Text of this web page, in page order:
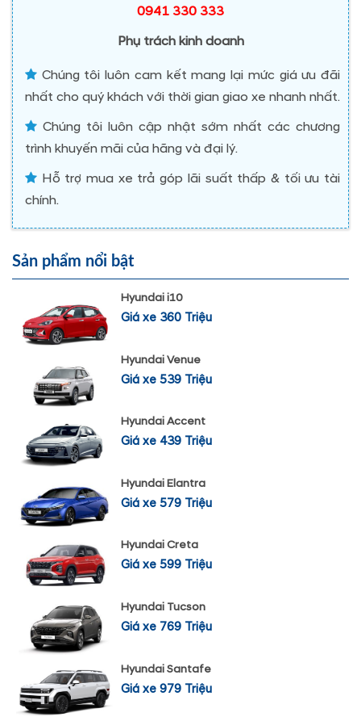
0941 330 333
Phụ trách kinh doanh
Chúng tôi luôn cam kết mang lại mức giá ưu đãi
nhất cho quý khách với thời gian giao xe nhanh nhất.
Chúng tôi luôn cập nhật sớm nhất các chương
trình khuyến mãi của hãng và đại lý.
Hỗ trợ mua xe trả góp lãi suất thấp & tối ưu tài
chính.
Sản phẩm nổi bật
Hyundai i10
Giá xe 360 Triệu
Hyundai Venue
Giá xe 539 Triệu
Hyundai Accent
Giá xe 439 Triệu
Hyundai Elantra
Giá xe 579 Triệu
Hyundai Creta
Giá xe 599 Triệu
Hyundai Tucson
Giá xe 769 Triệu
Hyundai Santafe
Giá xe 979 Triệu